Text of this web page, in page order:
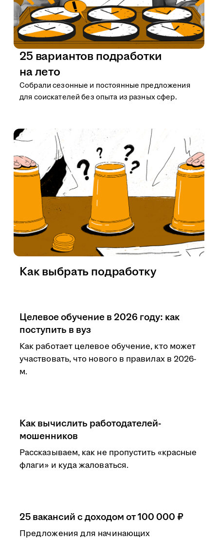
25 вариантов подработки
на лето
Собрали сезонные и постоянные предложения
для соискателей без опыта из разных сфер.
Как выбрать подработку
Целевое обучение в 2026 году: как
поступить в вуз
Как работает целевое обучение, кто может
участвовать, что нового в правилах в 2026-
м.
Как вычислить работодателей-
мошенников
Рассказываем, как не пропустить «красные
флаги» и куда жаловаться.
25 вакансий с доходом от 100 000 ₽
Предложения для начинающих